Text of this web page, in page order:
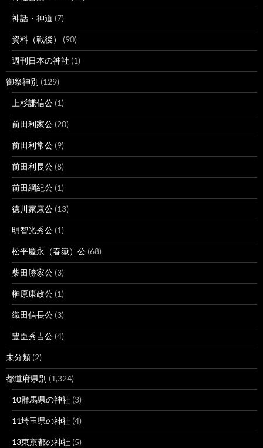
神話・神道 (7)
資料（戦後） (90)
週刊日本の神社 (1)
御祭神別 (129)
上杉謙信公 (1)
前田利家公 (20)
前田利常公 (9)
前田利長公 (8)
前田綱紀公 (1)
徳川家康公 (13)
明智光秀公 (1)
松平慶永（春嶽）公 (68)
柴田勝家公 (3)
榊原康政公 (1)
織田信長公 (3)
豊臣秀吉公 (4)
未分類 (2)
都道府県別 (1,324)
10群馬県の神社 (3)
11埼玉県の神社 (4)
13東京都の神社 (5)